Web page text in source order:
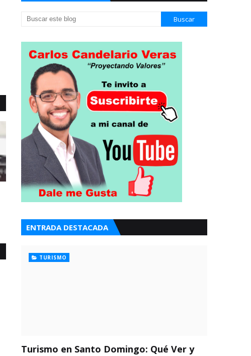
ENTRADA DESTACADA
TURISMO
Turismo en Santo Domingo: Qué Ver y